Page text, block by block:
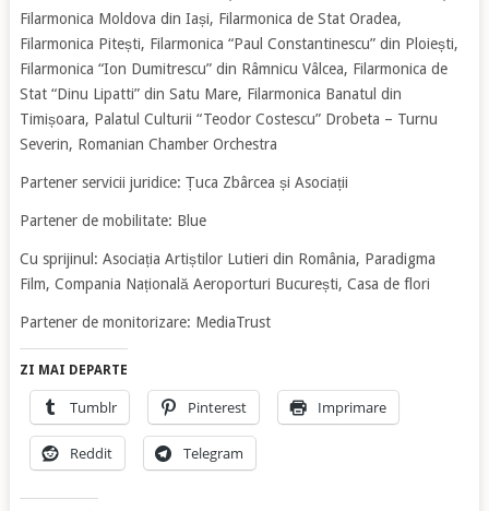
Filarmonica Moldova din Iași, Filarmonica de Stat Oradea,
Filarmonica Pitești, Filarmonica “Paul Constantinescu” din Ploiești,
Filarmonica “Ion Dumitrescu” din Râmnicu Vâlcea, Filarmonica de
Stat “Dinu Lipatti” din Satu Mare, Filarmonica Banatul din
Timișoara, Palatul Culturii “Teodor Costescu” Drobeta – Turnu
Severin, Romanian Chamber Orchestra
Partener servicii juridice: Țuca Zbârcea și Asociații
Partener de mobilitate: Blue
Cu sprijinul: Asociația Artiștilor Lutieri din România, Paradigma
Film, Compania Națională Aeroporturi București, Casa de flori
Partener de monitorizare: MediaTrust
ZI MAI DEPARTE
Tumblr Pinterest Imprimare
Reddit Telegram